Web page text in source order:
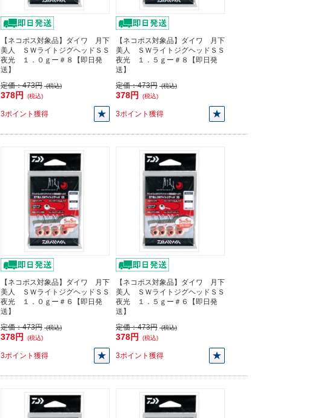
【ネコポス対象品】ダイワ 月下
美人 ＳＷライトジグヘッドＳＳ
夜光 １．０ｇー＃８【即日発
送】
定価：473円 (税込)
378円 (税込)
3ポイント獲得
【ネコポス対象品】ダイワ 月下
美人 ＳＷライトジグヘッドＳＳ
夜光 １．５ｇー＃８【即日発
送】
定価：473円 (税込)
378円 (税込)
3ポイント獲得
【ネコポス対象品】ダイワ 月下
美人 ＳＷライトジグヘッドＳＳ
夜光 １．０ｇー＃６【即日発
送】
定価：473円 (税込)
378円 (税込)
3ポイント獲得
【ネコポス対象品】ダイワ 月下
美人 ＳＷライトジグヘッドＳＳ
夜光 １．５ｇー＃６【即日発
送】
定価：473円 (税込)
378円 (税込)
3ポイント獲得